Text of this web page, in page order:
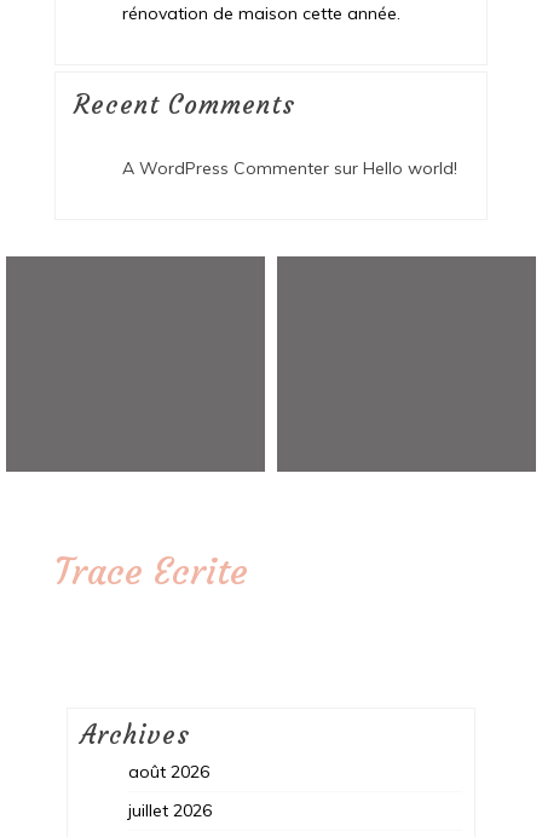
rénovation de maison cette année.
Recent Comments
A WordPress Commentersur Hello world!
Trace Ecrite
Archives
août 2026
juillet 2026